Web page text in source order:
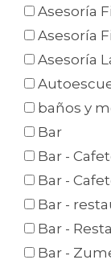
Asesoría
Asesoría
Asesoría
baños y
Bar
Bar -
Bar -
Bar -
Bar -
Bar -